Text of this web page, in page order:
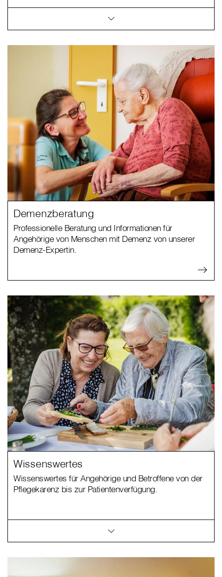
Demenzberatung
Professionelle Beratung und Informationen für
Angehörige von Menschen mit Demenz von unserer
Demenz-Expertin.
Wissenswertes
Wissenswertes für Angehörige und Betroffene von der
Pflegekarenz bis zur Patientenverfügung.